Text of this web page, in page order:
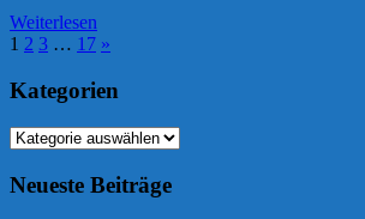
Weiterlesen
Seitennummerierung
der
Beiträge
1 2 3 … 17 Nächste
»
Kategorien
Kategorien
Neueste Beiträge